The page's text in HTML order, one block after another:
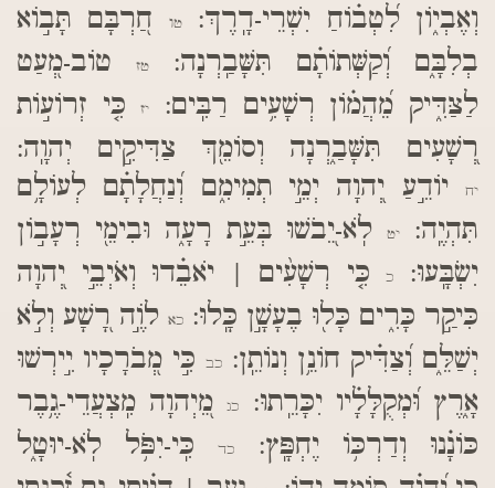
וְאֶבְי֑וֹן לִ֝טְב֗וֹחַ יִשְׁרֵי-דָֽרֶךְ:טו
חַ֭רְבָּם תָּב֣וֹא
בְלִבָּ֑ם וְ֝קַשְּׁתוֹתָ֗ם תִּשָּׁבַֽרְנָה:
טז
טוֹב-מְ֭עַט
לַצַּדִּ֑יק מֵ֝הֲמ֗וֹן רְשָׁעִ֥ים רַבִּֽים:
יזכִּ֤י זְרוֹע֣וֹת
רְ֭שָׁעִים תִּשָּׁבַ֑רְנָה וְסוֹמֵ֖ךְ צַדִּיקִ֣ים יְהוָֽה:
יח
יוֹדֵ֣עַ יְ֭הוָה יְמֵ֣י תְמִימִ֑ם וְ֝נַחֲלָתָ֗ם לְעוֹלָ֥ם
תִּהְיֶֽה:
יט
לֹֽא-יֵ֭בֹשׁוּ בְּעֵ֣ת רָעָ֑ה וּבִימֵ֖י רְעָב֣וֹן
יִשְׂבָּֽעוּ:
ככִּ֤י רְשָׁעִ֨ים | יֹאבֵ֗דוּ וְאֹיְבֵ֣י יְ֭הוָה
כִּיקַ֣ר כָּרִ֑ים כָּל֖וּ בֶעָשָׁ֣ן כָּֽלוּ: כא לוֶֹ֣ה רָ֭שָׁע וְלֹ֣א
יְשַׁלֵּ֑ם וְ֝צַדִּ֗יק חוֹנֵ֥ן וְנוֹתֵֽן: כב כִּ֣י מְ֭בֹרָכָיו יִ֣ירְשׁוּ
אָ֑רֶץ וּ֝מְקֻלָּלָ֗יו יִכָּרֵֽתוּ:
כגמֵ֭יְהוָה מִֽצְעֲדֵי-גֶ֥בֶר
כּוֹנָ֗נוּ וְדַרְכּ֥וֹ יֶחְפָּֽץ:
כדכִּֽי-יִפֹּ֥ל לֹֽא-יוּטָ֑ל